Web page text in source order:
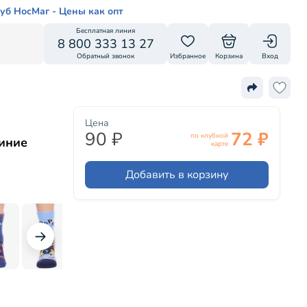
НосМаг - Цены как опт
Бесплатная линия
8 800 333 13 27
Обратный звонок Избранное Корзина Вход
Цена
90 ₽
по клубной
карте 72 ₽
Добавить в корзину